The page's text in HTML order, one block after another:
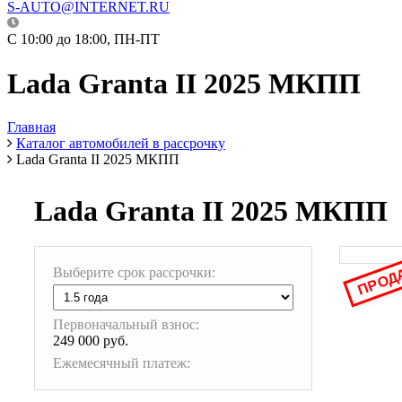
S-AUTO@INTERNET.RU
C 10:00 до 18:00, ПН-ПТ
Lada Granta II 2025 МКПП
Главная
Каталог автомобилей в рассрочку
Lada Granta II 2025 МКПП
Lada Granta II 2025 МКПП
Выберите срок рассрочки:
Первоначальный взнос:
249 000 руб.
Ежемесячный платеж: